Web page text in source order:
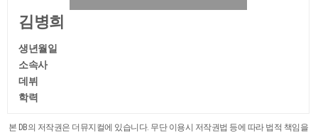
김병희
생년월일
소속사
데뷔
학력
본 DB의 저작권은 더뮤지컬에 있습니다. 무단 이용시 저작권법 등에 따라 법적 책임을